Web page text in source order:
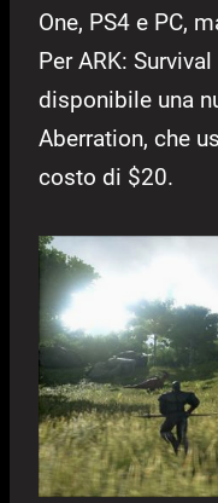
One, PS4 e PC,
Per ARK:
disponibile una
Aberration, che
costo di $20.